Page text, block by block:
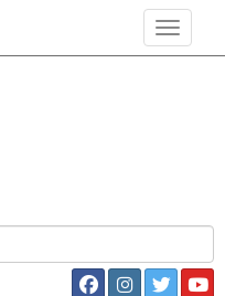
Toggle